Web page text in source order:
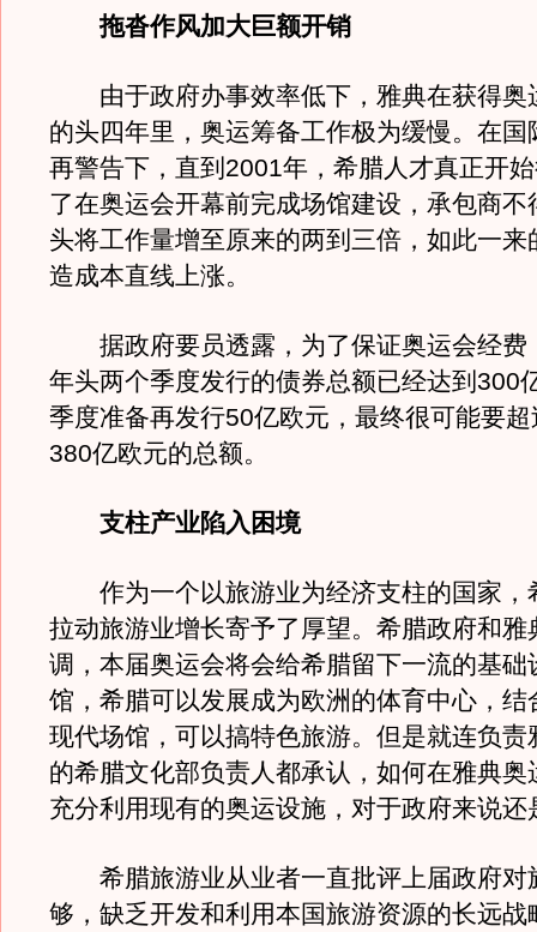
拖沓作风加大巨额开销
由于政府办事效率低下，雅典在获得奥
的头四年里，奥运筹备工作极为缓慢。在国
再警告下，直到2001年，希腊人才真正开
了在奥运会开幕前完成场馆建设，承包商不
头将工作量增至原来的两到三倍，如此一来
造成本直线上涨。
据政府要员透露，为了保证奥运会经费
年头两个季度发行的债券总额已经达到300
季度准备再发行50亿欧元，最终很可能要
380亿欧元的总额。
支柱产业陷入困境
作为一个以旅游业为经济支柱的国家，
拉动旅游业增长寄予了厚望。希腊政府和雅
调，本届奥运会将会给希腊留下一流的基础
馆，希腊可以发展成为欧洲的体育中心，结
现代场馆，可以搞特色旅游。但是就连负责
的希腊文化部负责人都承认，如何在雅典奥
充分利用现有的奥运设施，对于政府来说还
希腊旅游业从业者一直批评上届政府对
够，缺乏开发和利用本国旅游资源的长远战